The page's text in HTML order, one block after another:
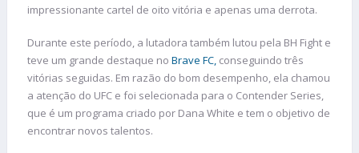
impressionante cartel de oito vitória e apenas uma derrota.
Durante este período, a lutadora também lutou pela BH Fight e
teve um grande destaque no Brave FC, conseguindo três
vitórias seguidas. Em razão do bom desempenho, ela chamou
a atenção do UFC e foi selecionada para o Contender Series,
que é um programa criado por Dana White e tem o objetivo de
encontrar novos talentos.